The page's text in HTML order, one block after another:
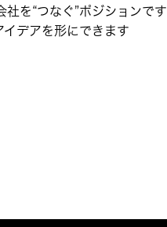
を“つなぐ”ポジションです
イデアを形にできます